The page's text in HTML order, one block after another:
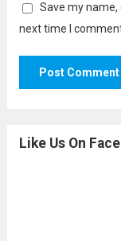
Save my
next time I
Like Us On